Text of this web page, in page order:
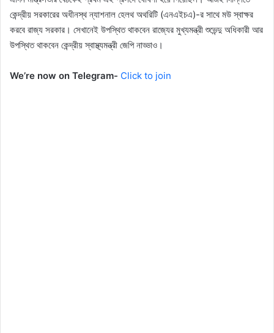
কেন্দ্রীয় সরকারের অধীনস্থ ন্যাশনাল হেল‌থ অথরিটি (এনএইচএ)-র সাথে মউ স্বাক্ষর
করবে রাজ্য সরকার। সেখানেই উপস্থিত থাকবেন রাজ্যের মুখ্যমন্ত্রী শুভেন্দু অধিকারী আর
উপস্থিত থাকবেন কেন্দ্রীয় স্বাস্থ্যমন্ত্রী জেপি নাড্ডাও।
We’re now on Telegram- Click to join